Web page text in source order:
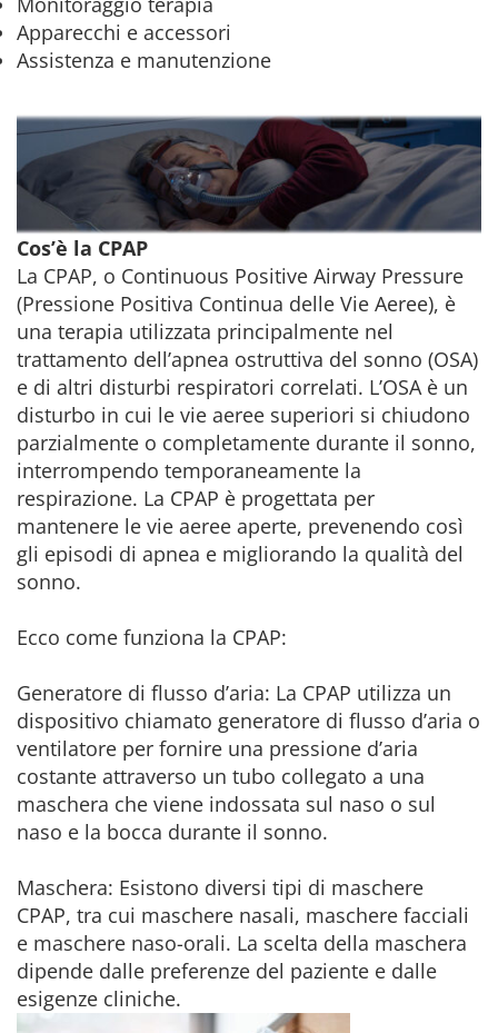
Apparecchi e accessori
Assistenza e manutenzione
Cos’è la CPAP
La CPAP, o Continuous Positive Airway Pressure
(Pressione Positiva Continua delle Vie Aeree), è
una terapia utilizzata principalmente nel
trattamento dell’apnea ostruttiva del sonno (OSA)
e di altri disturbi respiratori correlati. L’OSA è un
disturbo in cui le vie aeree superiori si chiudono
parzialmente o completamente durante il sonno,
interrompendo temporaneamente la
respirazione. La CPAP è progettata per
mantenere le vie aeree aperte, prevenendo così
gli episodi di apnea e migliorando la qualità del
sonno.
Ecco come funziona la CPAP:
Generatore di flusso d’aria: La CPAP utilizza un
dispositivo chiamato generatore di flusso d’aria o
ventilatore per fornire una pressione d’aria
costante attraverso un tubo collegato a una
maschera che viene indossata sul naso o sul
naso e la bocca durante il sonno.
Maschera: Esistono diversi tipi di maschere
CPAP, tra cui maschere nasali, maschere facciali
e maschere naso-orali. La scelta della maschera
dipende dalle preferenze del paziente e dalle
esigenze cliniche.